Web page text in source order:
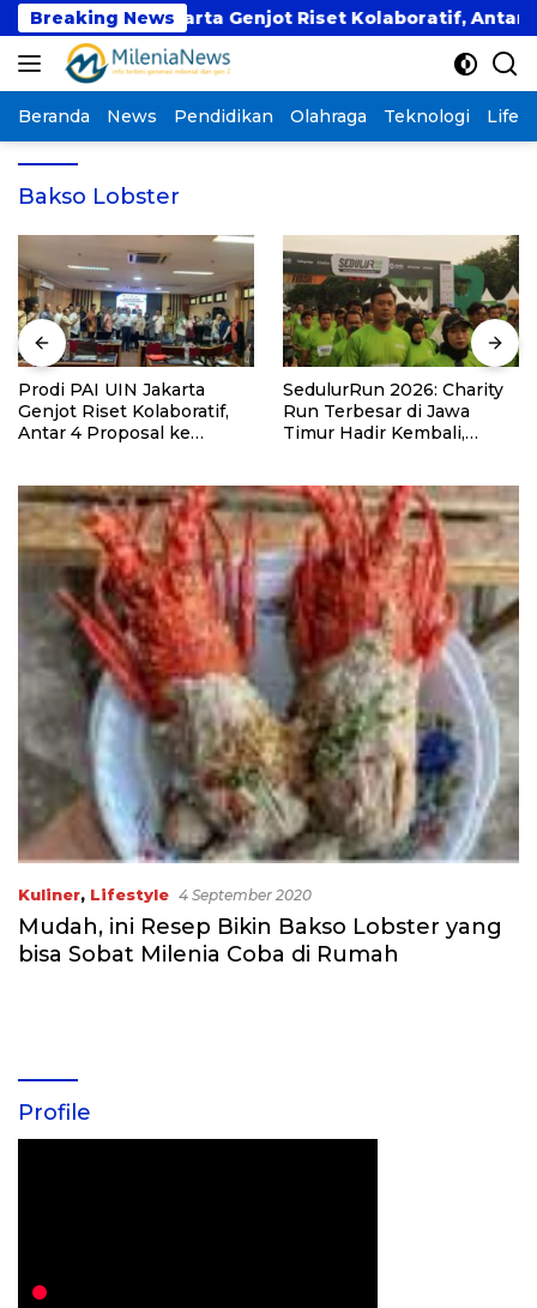
Langsung
ke
konten
Breaking News
PAI UIN Jakarta Genjot Riset Kolaboratif, Antar 4
Beranda News Pendidikan Olahraga Teknologi
Bakso Lobster
Prodi PAI UIN Jakarta
Genjot Riset Kolaboratif,
Antar 4 Proposal ke
SedulurRun 2026: Charity
Run Terbesar di Jawa
Timur Hadir Kembali,
Santri dan Guru Honorer
Kuliner, Lifestyle 4 September 2020
Mudah, ini Resep Bikin Bakso Lobster yang
bisa Sobat Milenia Coba di Rumah
Profile